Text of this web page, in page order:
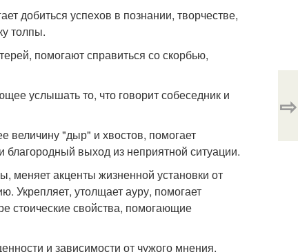
добиться успехов в познании, творчестве,
толпы.
помогают справиться со скорбью,
услышать то, что говорит собеседник и
"дыр" и хвостов, помогает
выход из неприятной ситуации.
меняет акценты жизненной установки от
Укрепляет, утолщает ауру, помогает
стоические свойства, помогающие
и зависимости от чужого мнения.
⇨